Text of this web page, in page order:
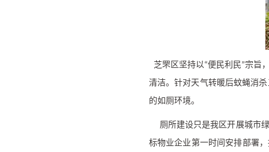
芝罘区坚持以“便民利民”宗旨
清洁。针对天气转暖后蚊蝇消
的如厕环境。
厕所建设只是我区开展城市绿
标物业企业第一时间安排部署